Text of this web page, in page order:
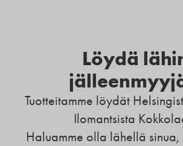
Löydä
Tuotteitamme löydät
Ilomantsista
Haluamme olla lähellä